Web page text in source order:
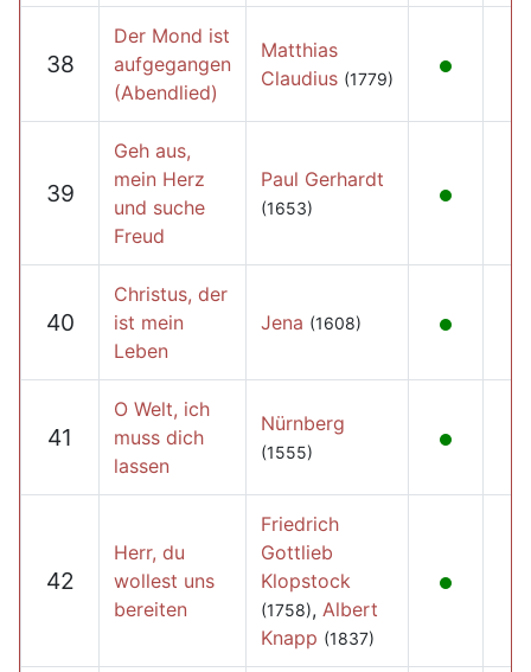
38
Der Mond ist
aufgegangen
(Abendlied)
Matthias
Claudius (1779)
39
Geh aus,
mein Herz
und suche
Freud
Paul Gerhardt
(1653)
40
Christus, der
ist mein
Leben
Jena (1608)
41
O Welt, ich
muss dich
lassen
Nürnberg
(1555)
42
Herr, du
wollest uns
bereiten
Friedrich
Gottlieb
Klopstock
(1758), Albert
Knapp (1837)